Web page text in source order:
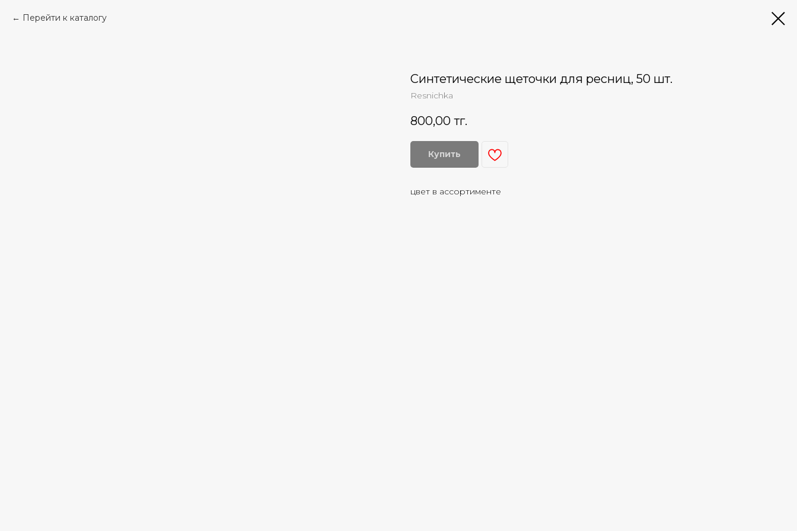
Перейти к каталогу
Синтетические щеточки для ресниц, 50 шт.
Resnichka
800,00 тг.
Купить
цвет в ассортименте